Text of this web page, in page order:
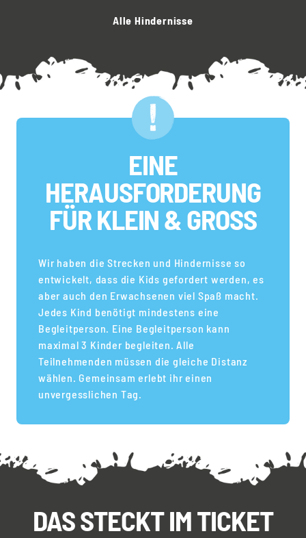
Alle Hindernisse
EINE
HERAUSFORDERUNG
FÜR KLEIN & GROSS
Wir haben die Strecken und Hindernisse so
entwickelt, dass die Kids gefordert werden, es
aber auch den Erwachsenen viel Spaß macht.
Jedes Kind benötigt mindestens eine
Begleitperson. Eine Begleitperson kann
maximal 3 Kinder begleiten. Alle
Teilnehmenden müssen die gleiche Distanz
wählen. Gemeinsam erlebt ihr einen
unvergesslichen Tag.
DAS STECKT IM TICKET